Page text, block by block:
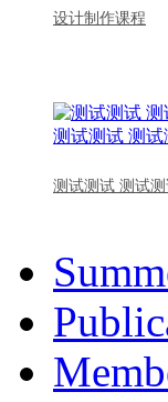
设计制作课程
测试测试 测试